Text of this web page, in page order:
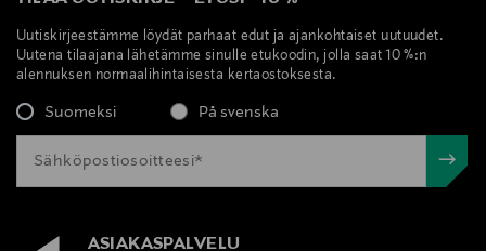
Uutiskirjeestämme löydät parhaat edut ja ajankohtaiset uutuudet.
Uutena tilaajana lähetämme sinulle etukoodin, jolla saat 10 %:n
alennuksen normaalihintaisesta kertaostoksesta.
Suomeksi På svenska
ASIAKASPALVELU